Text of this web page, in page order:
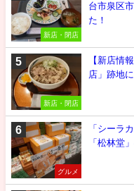
新店・閉店
台市泉区
た！
新店・閉店
【新店情
店」跡地
グルメ
「シーラ
「松林堂